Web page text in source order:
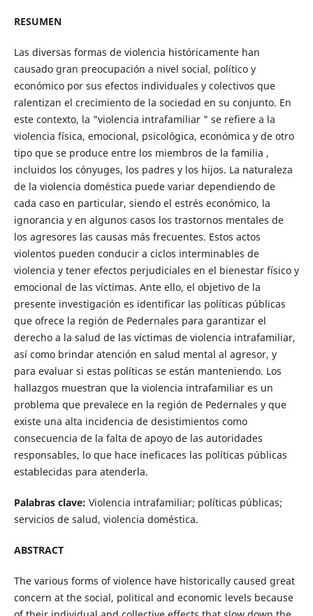
RESUMEN
Las diversas formas de violencia históricamente han
causado gran preocupación a nivel social, político y
económico por sus efectos individuales y colectivos que
ralentizan el crecimiento de la sociedad en su conjunto. En
este contexto, la "violencia intrafamiliar " se refiere a la
violencia física, emocional, psicológica, económica y de otro
tipo que se produce entre los miembros de la familia ,
incluidos los cónyuges, los padres y los hijos. La naturaleza
de la violencia doméstica puede variar dependiendo de
cada caso en particular, siendo el estrés económico, la
ignorancia y en algunos casos los trastornos mentales de
los agresores las causas más frecuentes. Estos actos
violentos pueden conducir a ciclos interminables de
violencia y tener efectos perjudiciales en el bienestar físico y
emocional de las víctimas. Ante ello, el objetivo de la
presente investigación es identificar las políticas públicas
que ofrece la región de Pedernales para garantizar el
derecho a la salud de las víctimas de violencia intrafamiliar,
así como brindar atención en salud mental al agresor, y
para evaluar si estas políticas se están manteniendo. Los
hallazgos muestran que la violencia intrafamiliar es un
problema que prevalece en la región de Pedernales y que
existe una alta incidencia de desistimientos como
consecuencia de la falta de apoyo de las autoridades
responsables, lo que hace ineficaces las políticas públicas
establecidas para atenderla.
Palabras clave: Violencia intrafamiliar; políticas públicas;
servicios de salud, violencia doméstica.
ABSTRACT
The various forms of violence have historically caused great
concern at the social, political and economic levels because